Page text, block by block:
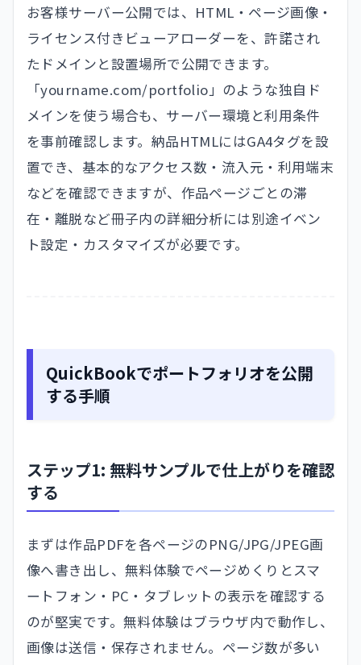
お客様サーバー公開では、HTML・ページ画像・
ライセンス付きビューアローダーを、許諾され
たドメインと設置場所で公開できます。
「yourname.com/portfolio」のような独自ド
メインを使う場合も、サーバー環境と利用条件
を事前確認します。納品HTMLにはGA4タグを設
置でき、基本的なアクセス数・流入元・利用端末
などを確認できますが、作品ページごとの滞
在・離脱など冊子内の詳細分析には別途イベン
ト設定・カスタマイズが必要です。
QuickBookでポートフォリオを公開
する手順
ステップ1: 無料サンプルで仕上がりを確認
する
まずは作品PDFを各ページのPNG/JPG/JPEG画
像へ書き出し、無料体験でページめくりとスマ
ートフォン・PC・タブレットの表示を確認する
のが堅実です。無料体験はブラウザ内で動作し、
画像は送信・保存されません。ページ数が多い